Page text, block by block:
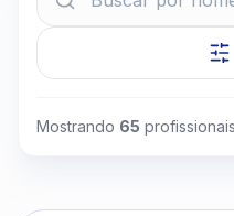
Clique
Mostrando 65